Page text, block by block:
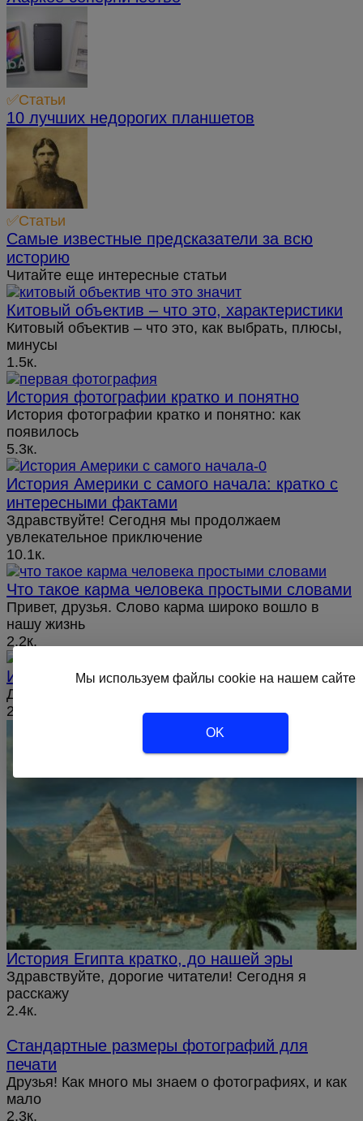
✅Статьи
10 лучших недорогих планшетов
✅Статьи
Самые известные предсказатели за всю
историю
Читайте еще интересные статьи
Китовый объектив – что это, характеристики
Китовый объектив – что это, как выбрать, плюсы,
минусы
1.5к.
История фотографии кратко и понятно
История фотографии кратко и понятно: как
появилось
5.3к.
История Америки с самого начала: кратко с
интересными фактами
Здравствуйте! Сегодня мы продолжаем
увлекательное приключение
10.1к.
Что такое карма человека простыми словами
Привет, друзья. Слово карма широко вошло в
нашу жизнь
2.2к.
История Египта кратко, наша эра
Доброе утро! Продолжим читать про Египет?
2к.
История Египта кратко, до нашей эры
Здравствуйте, дорогие читатели! Сегодня я
расскажу
2.4к.
Стандартные размеры фотографий для
печати
Друзья! Как много мы знаем о фотографиях, и как
мало
2.3к.
Мы используем файлы cookie на нашем сайте
OK